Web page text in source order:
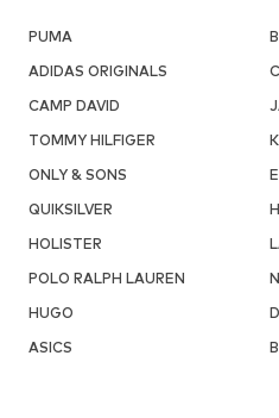
PUMA
ADIDAS ORIGINALS
CAMP DAVID
TOMMY HILFIGER
ONLY & SONS
QUIKSILVER
HOLISTER
POLO RALPH LAUREN
HUGO
ASICS